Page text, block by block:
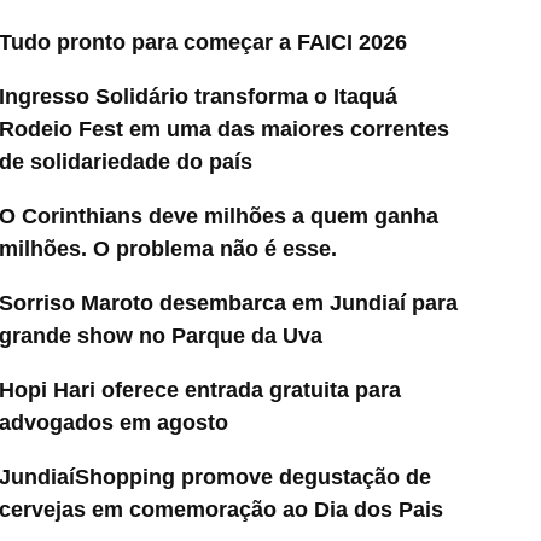
Tudo pronto para começar a FAICI 2026
Ingresso Solidário transforma o Itaquá
Rodeio Fest em uma das maiores correntes
de solidariedade do país
O Corinthians deve milhões a quem ganha
milhões. O problema não é esse.
Sorriso Maroto desembarca em Jundiaí para
grande show no Parque da Uva
Hopi Hari oferece entrada gratuita para
advogados em agosto
JundiaíShopping promove degustação de
cervejas em comemoração ao Dia dos Pais